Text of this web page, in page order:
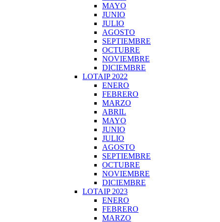
MAYO
JUNIO
JULIO
AGOSTO
SEPTIEMBRE
OCTUBRE
NOVIEMBRE
DICIEMBRE
LOTAIP 2022
ENERO
FEBRERO
MARZO
ABRIL
MAYO
JUNIO
JULIO
AGOSTO
SEPTIEMBRE
OCTUBRE
NOVIEMBRE
DICIEMBRE
LOTAIP 2023
ENERO
FEBRERO
MARZO